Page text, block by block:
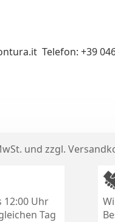
Telefon: +39
und zzgl.
12:00 Uhr
Tag